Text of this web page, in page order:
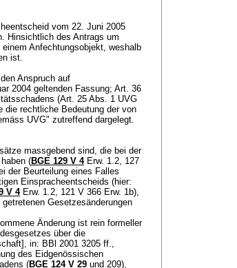
vom 22. Juni 2005
Hinsichtlich des Antrags um
Anfechtungsobjekt, weshalb
ist.
Anspruch auf
2004 geltenden Fassung; Art. 36
(Art. 25 Abs. 1 UVG
die rechtliche Bedeutung der von
UVG" zutreffend dargelegt.
massgebend sind, die bei der
(BGE 129 V 4Erw. 1.2, 127
der Beurteilung eines Falles
Einspracheentscheids (hier:
V 4Erw. 1.2, 121 V 366 Erw. 1b),
Gesetzesänderungen
Änderung ist rein formeller
über die
in: BBl 2001 3205 ff.,
des Eidgenössischen
(BGE 124 V 29 und 209),